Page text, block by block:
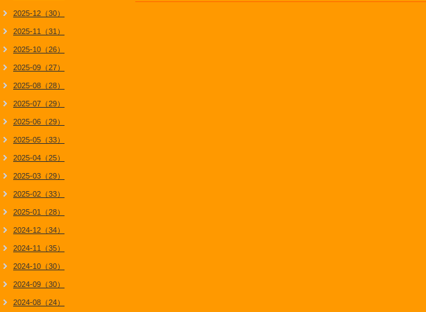
2025-12（30）
2025-11（31）
2025-10（26）
2025-09（27）
2025-08（28）
2025-07（29）
2025-06（29）
2025-05（33）
2025-04（25）
2025-03（29）
2025-02（33）
2025-01（28）
2024-12（34）
2024-11（35）
2024-10（30）
2024-09（30）
2024-08（24）